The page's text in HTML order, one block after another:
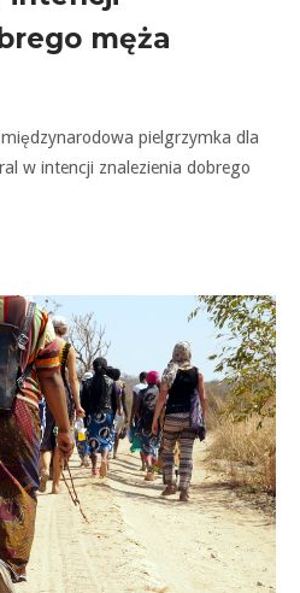
męża
pielgrzymka dla
w intencji znalezienia dobrego